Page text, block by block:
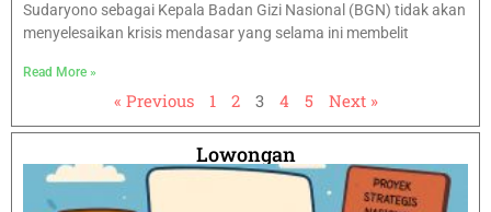
Sudaryono sebagai Kepala Badan Gizi Nasional (BGN) tidak akan
menyelesaikan krisis mendasar yang selama ini membelit
Read More »
« Previous 1 2 3 4 5 Next »
Lowongan